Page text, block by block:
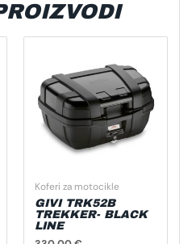
Koferi za motocikle
GIVI TRK52B
TREKKER- BLACK
LINE